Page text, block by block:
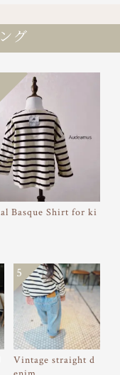
グ
Basque Shirt for ki
Vintage straight d
5